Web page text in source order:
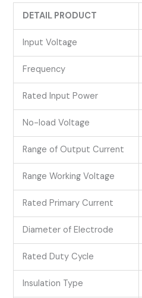
DETAIL PRODUCT
Input Voltage
Frequency
Rated Input Power
No-load Voltage
Range of Output Current
Range Working Voltage
Rated Primary Current
Diameter of Electrode
Rated Duty Cycle
Insulation Type